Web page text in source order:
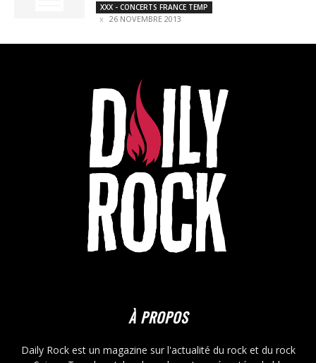
XXX - CONCERTS FRANCE TEMP
26 NOVEMBRE 2013
À PROPOS
Daily Rock est un magazine sur l'actualité du rock et du rock